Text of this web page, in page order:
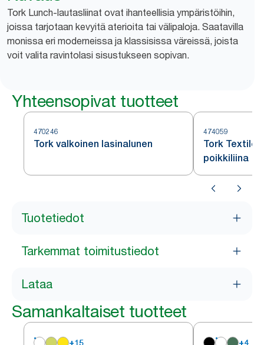
Tork Lunch-lautasliinat ovat ihanteellisia ympäristöihin,
joissa tarjotaan kevyitä aterioita tai välipaloja. Saatavilla
monissa eri moderneissa ja klassisissa väreissä, joista
voit valita ravintolasi sisustukseen sopivan.
Yhteensopivat tuotteet
470246
Tork valkoinen lasinalunen
474059
Tork Textile
poikkiliina
Tuotetiedot
Tarkemmat toimitustiedot
Lataa
Samankaltaiset tuotteet
+15 +4